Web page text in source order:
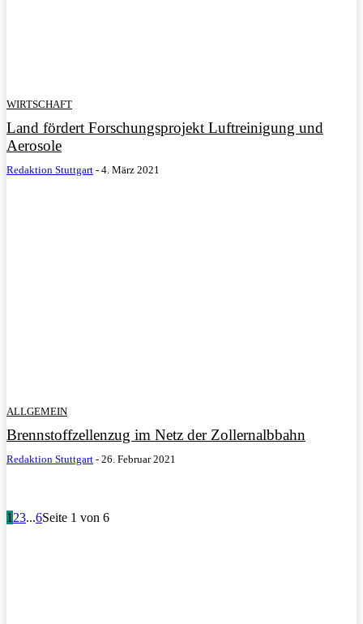
WIRTSCHAFT
Land fördert Forschungsprojekt Luftreinigung und
Aerosole
Redaktion Stuttgart - 4. März 2021
ALLGEMEIN
Brennstoffzellenzug im Netz der Zollernalbbahn
Redaktion Stuttgart - 26. Februar 2021
1 23...6Seite 1 von 6